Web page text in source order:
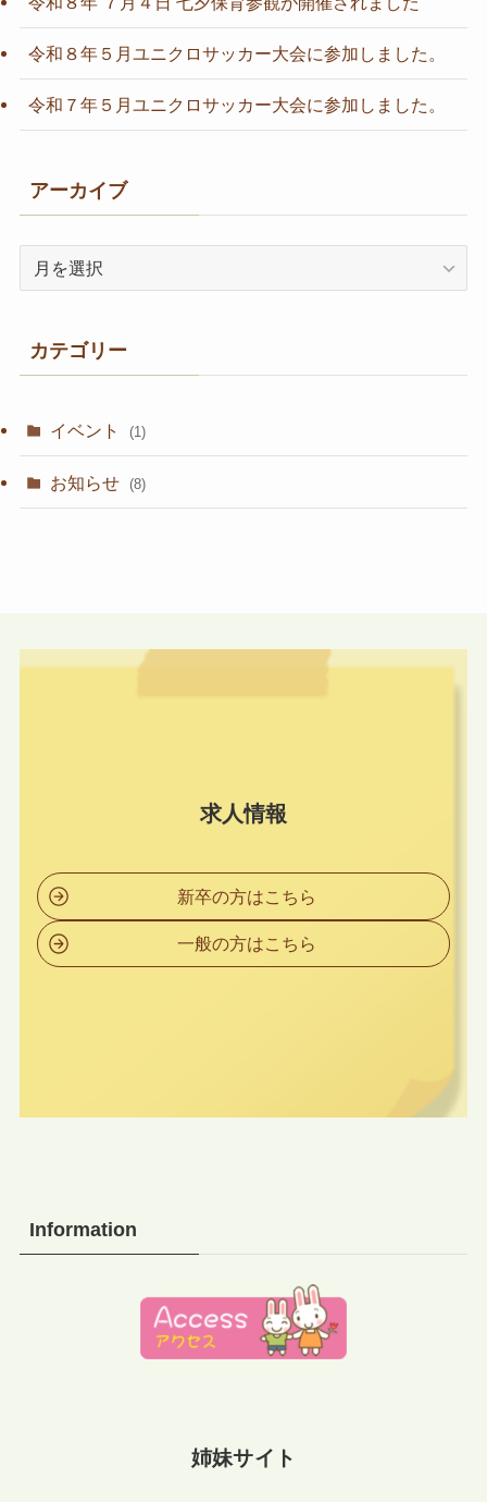
令和８年５月ユニクロサッカー大会に参加しました。
令和７年５月ユニクロサッカー大会に参加しました。
アーカイブ
ブ
カテゴリー
イベント (1)
お知らせ (8)
求人情報
新卒の方はこちら
一般の方はこちら
Information
姉妹サイト